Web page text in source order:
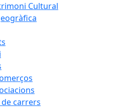
Cultural
carrers